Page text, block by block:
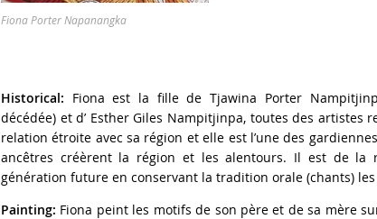
Fiona Porter Napanangka
Historical: Fiona est la fille de Tjawina Porter
décédée) et d’ Esther Giles Nampitjinpa, toutes des
relation étroite avec sa région et elle est l’une des
ancêtres créèrent la région et les alentours. Il est de la
génération future en conservant la tradition orale (chants)
Painting: Fiona peint les motifs de son père et de sa mère